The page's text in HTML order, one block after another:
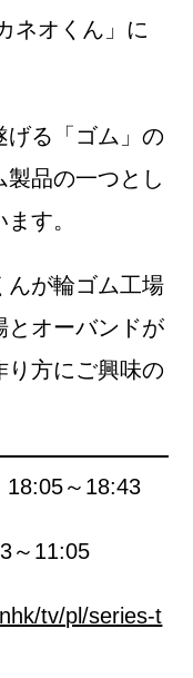
ネオくん」に
げる「ゴム」の
製品の一つとし
す。
んが輪ゴム工場
とオーバンドが
り方にご興味の
18:05～18:43
～11:05
tv/pl/series-t